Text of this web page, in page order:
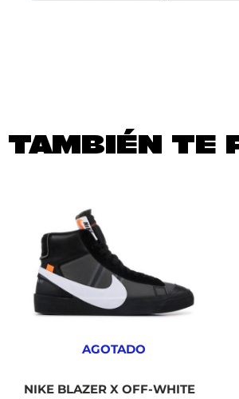
TAMBIÉN TE
AGOTADO
NIKE BLAZER X OFF-WHITE